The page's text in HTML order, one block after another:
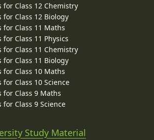
for Class 12 Chemistry
for Class 12 Biology
for Class 11 Maths
for Class 11 Physics
for Class 11 Chemistry
for Class 11 Biology
for Class 10 Maths
for Class 10 Science
for Class 9 Maths
for Class 9 Science
Study Material